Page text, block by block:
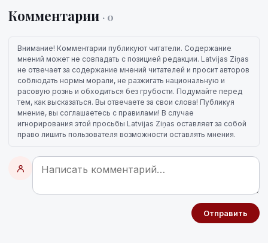
Комментарии · 0
Внимание! Комментарии публикуют читатели. Содержание
мнений может не совпадать с позицией редакции. Latvijas Ziņas
не отвечает за содержание мнений читателей и просит авторов
соблюдать нормы морали, не разжигать национальную и
расовую рознь и обходиться без грубости. Подумайте перед
тем, как высказаться. Вы отвечаете за свои слова! Публикуя
мнение, вы соглашаетесь с правилами! В случае
игнорирования этой просьбы Latvijas Ziņas оставляет за собой
право лишить пользователя возможности оставлять мнения.
Отправить